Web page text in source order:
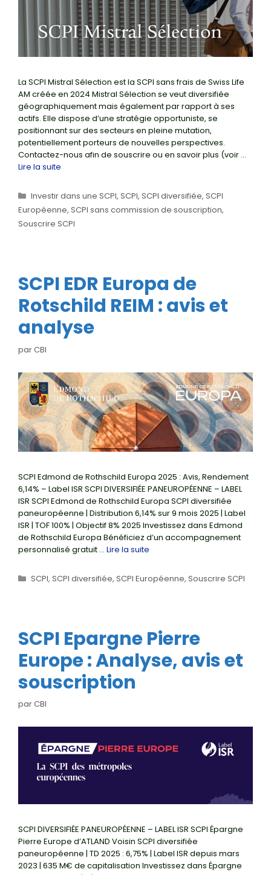
La SCPI Mistral Sélection est la SCPI sans frais de Swiss Life
AM créée en 2024 Mistral Sélection se veut diversifiée
géographiquement mais également par rapport à ses
actifs. Elle dispose d’une stratégie opportuniste, se
positionnant sur des secteurs en pleine mutation,
potentiellement porteurs de nouvelles perspectives.
Contactez-nous afin de souscrire ou en savoir plus (voir …
Lire la suite
Catégories
Investir dans une SCPI, SCPI, SCPI diversifiée, SCPI
Européenne, SCPI sans commission de souscription,
Souscrire SCPI
SCPI EDR Europa de
Rotschild REIM : avis et
analyse
parCBI
SCPI Edmond de Rothschild Europa 2025 : Avis, Rendement
6,14% – Label ISR SCPI DIVERSIFIÉE PANEUROPÉENNE – LABEL
ISR SCPI Edmond de Rothschild Europa SCPI diversifiée
paneuropéenne | Distribution 6,14% sur 9 mois 2025 | Label
ISR | TOF 100% | Objectif 8% 2025 Investissez dans Edmond
de Rothschild Europa Bénéficiez d’un accompagnement
personnalisé gratuit … Lire la suite
Catégories
SCPI, SCPI diversifiée, SCPI Européenne, Souscrire SCPI
SCPI Epargne Pierre
Europe : Analyse, avis et
souscription
parCBI
SCPI DIVERSIFIÉE PANEUROPÉENNE – LABEL ISR SCPI Épargne
Pierre Europe d’ATLAND Voisin SCPI diversifiée
paneuropéenne | TD 2025 : 6,75% | Label ISR depuis mars
2023 | 635 M€ de capitalisation Investissez dans Épargne